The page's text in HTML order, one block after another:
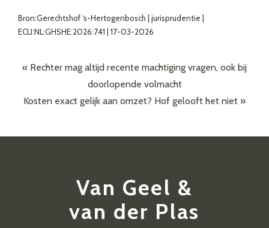
Bron:Gerechtshof ‘s-Hertogenbosch | jurisprudentie |
ECLI:NL:GHSHE:2026:741 | 17-03-2026
« Rechter mag altijd recente machtiging vragen, ook bij
doorlopende volmacht
Kosten exact gelijk aan omzet? Hof gelooft het niet »
Van Geel &
van der Plas